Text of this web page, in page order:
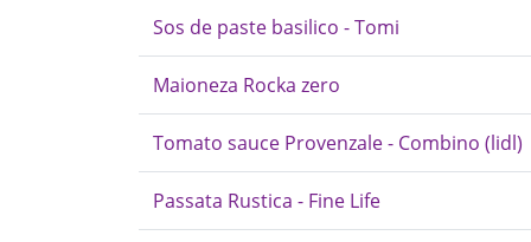
Sos de paste basilico - Tomi
Maioneza Rocka zero
Tomato sauce Provenzale - Combino (lidl)
Passata Rustica - Fine Life